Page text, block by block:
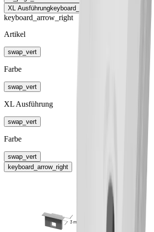
XL Ausführungkeyboard_arrow_right
keyboard_arrow_right
Artikel
swap_vert
Farbe
swap_vert
XL Ausführung
swap_vert
Farbe
swap_vert
keyboard_arrow_right